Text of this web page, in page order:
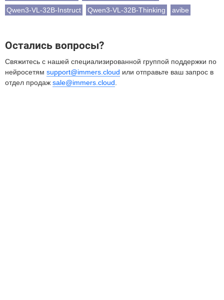
Qwen3-VL-32B-Instruct
Qwen3-VL-32B-Thinking avibe
Остались вопросы?
Свяжитесь с нашей специализированной группой поддержки по
нейросетям support@immers.cloud или отправьте ваш запрос в
отдел продаж sale@immers.cloud